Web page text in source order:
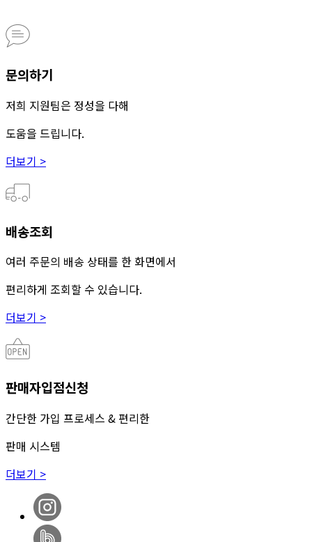
문의하기
저희 지원팀은 정성을 다해
도움을 드립니다.
더보기 >
배송조회
여러 주문의 배송 상태를 한 화면에서
편리하게 조회할 수 있습니다.
더보기 >
판매자입점신청
간단한 가입 프로세스 & 편리한
판매 시스템
더보기 >